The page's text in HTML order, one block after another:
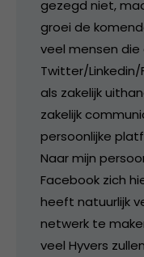
gezegd niet,
groei de
veel mensen die
Twitter/Linkedin/
als zakelijk
zakelijk
persoonlijke
Naar mijn
Facebook zich
heeft natuurlijk
netwerk te
veel Hyvers